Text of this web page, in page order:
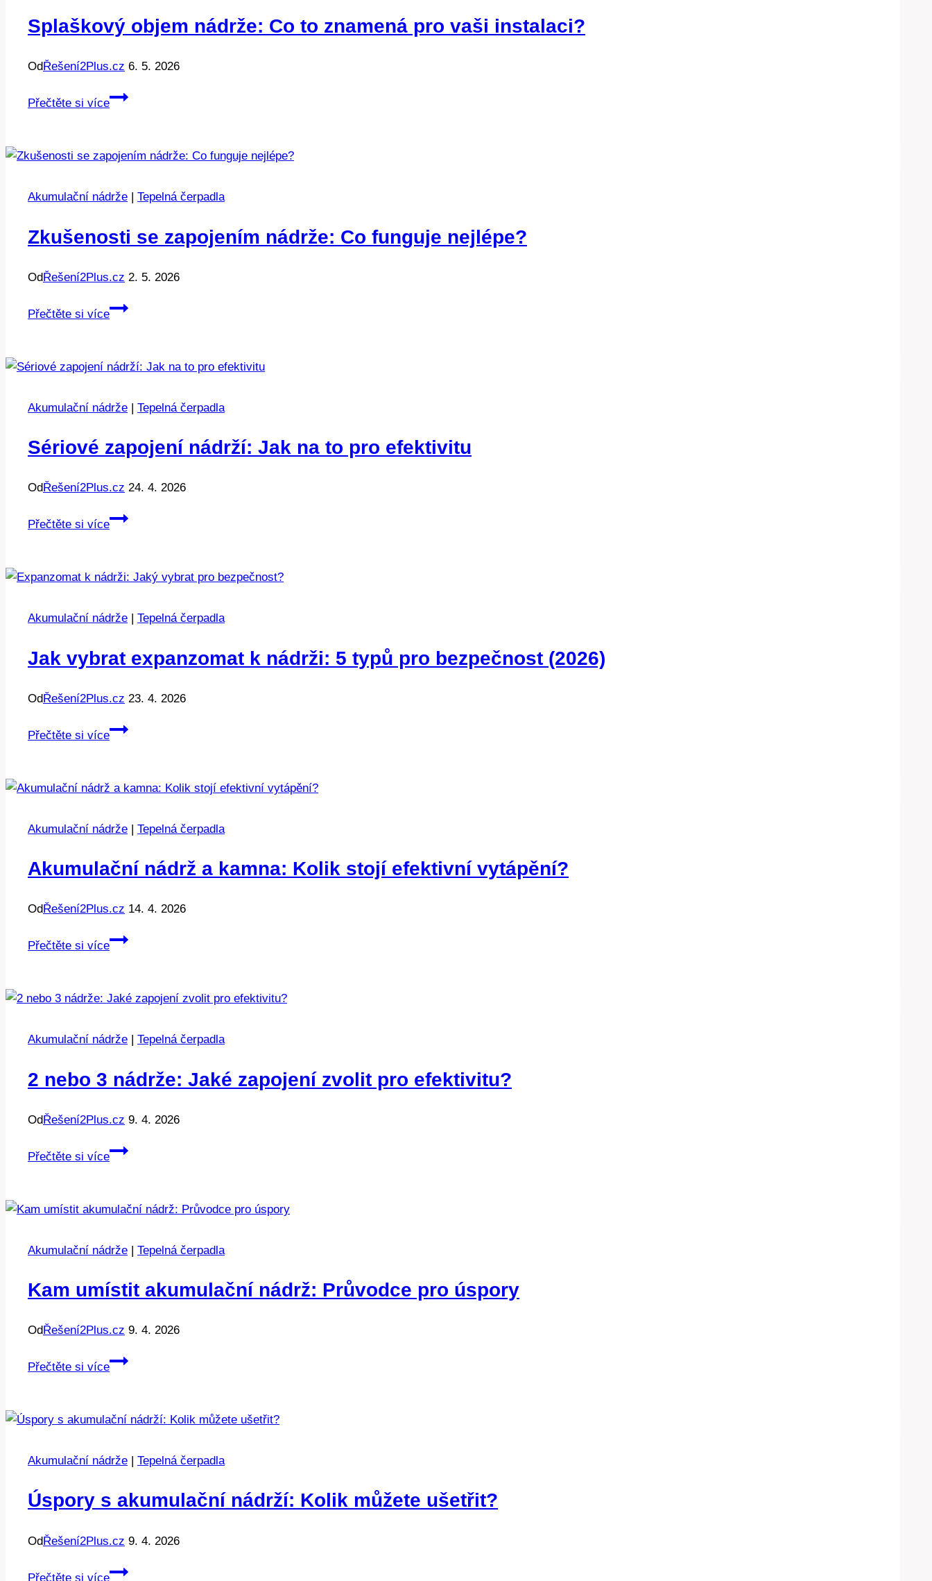
teplo?
Splaškový objem nádrže: Co to znamená pro vaši instalaci?
Od Řešení2Plus.cz 6. 5. 2026
Přečtěte si více
Splaškový
Co
znamená
vaši
instalaci?
Akumulační nádrže Tepelná čerpadla
Zkušenosti se zapojením nádrže: Co funguje nejlépe?
OdŘešení2Plus.cz 2. 5. 2026
Přečtěte si více
Zkušenosti
nádrže:
funguje
Akumulační nádrže | Tepelná čerpadla
Sériové zapojení nádrží: Jak na to pro efektivitu
Od Řešení2Plus.cz 24. 4. 2026
Přečtěte si více
Sériové
Jak
to
Akumulační nádrže Tepelná čerpadla
Jak vybrat expanzomat k nádrži: 5 typů pro bezpečnost (2026)
OdŘešení2Plus.cz 23. 4. 2026
Přečtěte si více
Jak
k
5
pro
bezpečnost
Akumulační nádrže | Tepelná čerpadla
Akumulační nádrž a kamna: Kolik stojí efektivní vytápění?
Od Řešení2Plus.cz 14. 4. 2026
Přečtěte si více
Akumulační
kamna:
stojí
vytápění?
Akumulační nádrže Tepelná čerpadla
2 nebo 3 nádrže: Jaké zapojení zvolit pro efektivitu?
OdŘešení2Plus.cz 9. 4. 2026
Přečtěte si více
2
nádrže:
zapojení
pro
efektivitu?
Akumulační nádrže | Tepelná čerpadla
Kam umístit akumulační nádrž: Průvodce pro úspory
Od Řešení2Plus.cz 9. 4. 2026
Přečtěte si více
Kam
nádrž:
pro
Akumulační nádrže Tepelná čerpadla
Úspory s akumulační nádrží: Kolik můžete ušetřit?
OdŘešení2Plus.cz 9. 4. 2026
Přečtěte si více
Úspory